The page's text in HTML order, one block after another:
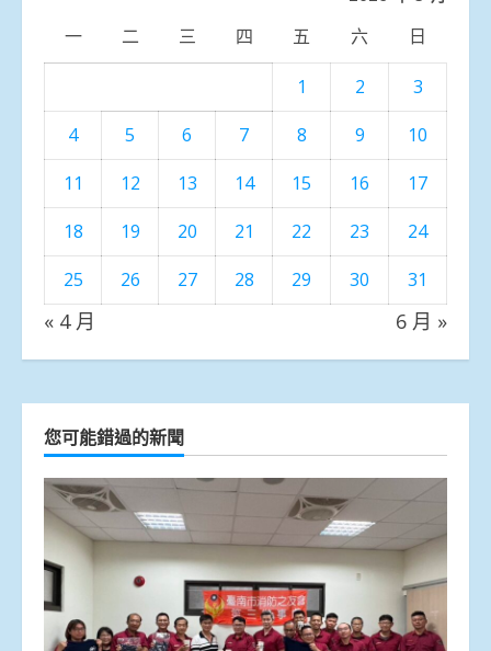
一 二 三 四 五 六 日
1 2
3
4
5 6 7 8 9
10
11
12 13 14 15 16
17
18
19 20 21 22 23
24
25
26 27 28 29 30 31
« 4 月 6 月 »
您可能錯過的新聞